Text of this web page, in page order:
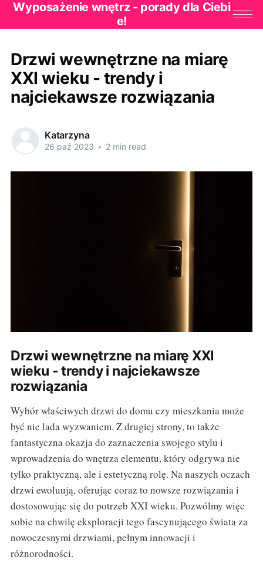
Wyposażenie wnętrz - porady dla Ciebi
e!
Drzwi wewnętrzne na miarę
XXI wieku - trendy i
najciekawsze rozwiązania
Katarzyna
26 paź 2023 • 2 min read
Drzwi wewnętrzne na miarę XXI
wieku - trendy i najciekawsze
rozwiązania
Wybór właściwych drzwi do domu czy mieszkania może
być nie lada wyzwaniem. Z drugiej strony, to także
fantastyczna okazja do zaznaczenia swojego stylu i
wprowadzenia do wnętrza elementu, który odgrywa nie
tylko praktyczną, ale i estetyczną rolę. Na naszych oczach
drzwi ewoluują, oferując coraz to nowsze rozwiązania i
dostosowując się do potrzeb XXI wieku. Pozwólmy więc
sobie na chwilę eksploracji tego fascynującego świata za
nowoczesnymi drzwiami, pełnym innowacji i
różnorodności.